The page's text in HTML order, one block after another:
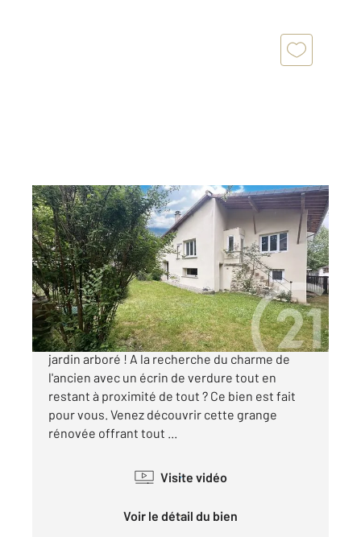
MEXIMIEUX 01
127 m2, 4 pièces
Ref : 5769
Maison à vendre
364 000 €
MEXIMIEUX CENTRE maison rénovée avec
jardin arboré ! A la recherche du charme de
l'ancien avec un écrin de verdure tout en
restant à proximité de tout ? Ce bien est fait
pour vous. Venez découvrir cette grange
rénovée offrant tout ...
Visite vidéo
Voir le détail du bien